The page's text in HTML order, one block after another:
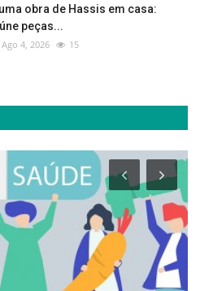
obra de Hassis em casa:
peças...
Ago 4, 2026 15